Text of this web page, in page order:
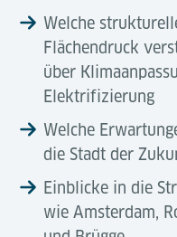
Welche
Flächendruck
über
Elektrifizierung
Welche
die Stadt der
Einblicke in die
wie Amsterdam,